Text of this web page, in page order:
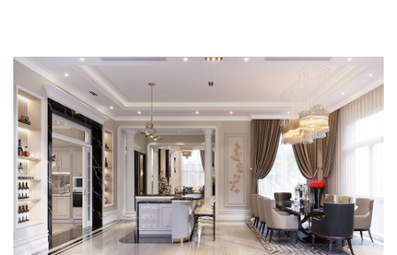
nhắc yếu tố phù […]